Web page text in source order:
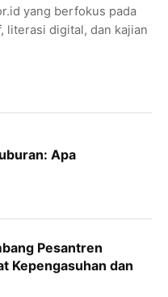
yang berfokus pada
literasi digital, dan kajian
Apa
Pesantren
Kepengasuhan dan